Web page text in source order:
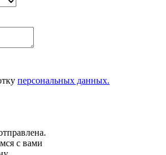
персональных данных.
с вами